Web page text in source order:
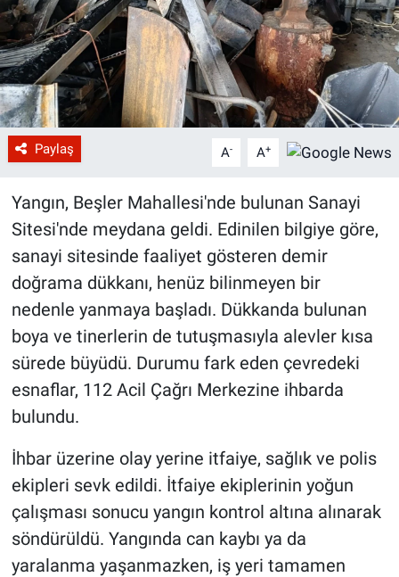
Paylaş A- A+
Yangın, Beşler Mahallesi'nde bulunan Sanayi
Sitesi'nde meydana geldi. Edinilen bilgiye göre,
sanayi sitesinde faaliyet gösteren demir
doğrama dükkanı, henüz bilinmeyen bir
nedenle yanmaya başladı. Dükkanda bulunan
boya ve tinerlerin de tutuşmasıyla alevler kısa
sürede büyüdü. Durumu fark eden çevredeki
esnaflar, 112 Acil Çağrı Merkezine ihbarda
bulundu.
İhbar üzerine olay yerine itfaiye, sağlık ve polis
ekipleri sevk edildi. İtfaiye ekiplerinin yoğun
çalışması sonucu yangın kontrol altına alınarak
söndürüldü. Yangında can kaybı ya da
yaralanma yaşanmazken, iş yeri tamamen